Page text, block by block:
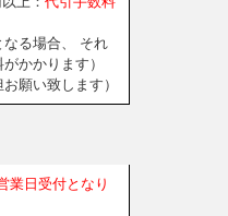
なる場合、 それ
かかります）
願い致します）
業日受付となり